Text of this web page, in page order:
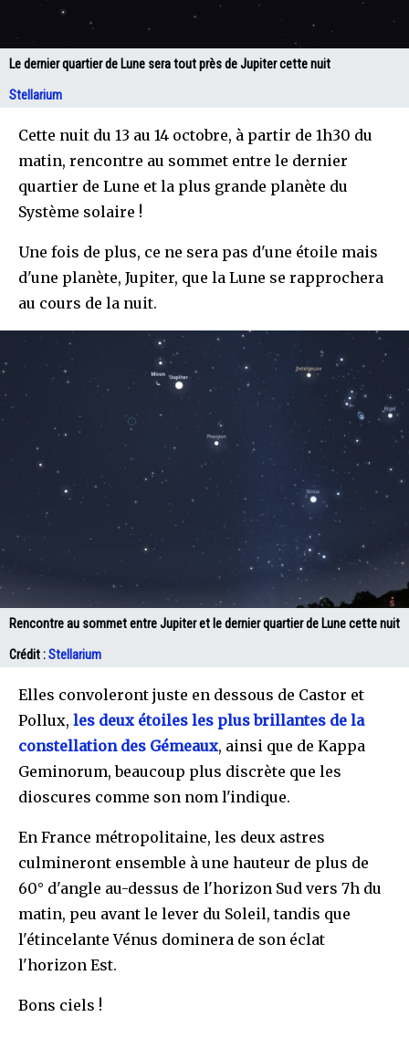
Le dernier quartier de Lune sera tout près de Jupiter cette nuit
Stellarium
Cette nuit du 13 au 14 octobre, à partir de 1h30 du
matin, rencontre au sommet entre le dernier
quartier de Lune et la plus grande planète du
Système solaire !
Une fois de plus, ce ne sera pas d'une étoile mais
d'une planète, Jupiter, que la Lune se rapprochera
au cours de la nuit.
Rencontre au sommet entre Jupiter et le dernier quartier de Lune cette nuit
Crédit :Stellarium
Elles convoleront juste en dessous de Castor et
Pollux, les deux étoiles les plus brillantes de la
constellation des Gémeaux, ainsi que de Kappa
Geminorum, beaucoup plus discrète que les
dioscures comme son nom l'indique.
En France métropolitaine, les deux astres
culmineront ensemble à une hauteur de plus de
60° d'angle au-dessus de l'horizon Sud vers 7h du
matin, peu avant le lever du Soleil, tandis que
l'étincelante Vénus dominera de son éclat
l'horizon Est.
Bons ciels !